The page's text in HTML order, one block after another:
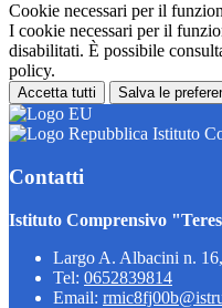
Cookie necessari per il
I cookie necessari per il
disabilitati. È possibile
policy.
Accetta tutti Salva le
Istituto
Contatti
Istituto Comprensivo
Largo A. Albacini n.
Tel: 0652839814
Email: